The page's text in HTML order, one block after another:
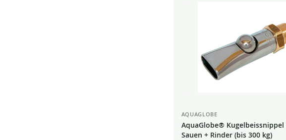
AQUAGLOBE
AquaGlobe® Kugelbeissnippel
Sauen + Rinder (bis 300 kg)